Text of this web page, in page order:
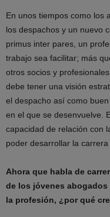
En unos tiempos como los
los despachos y un nuevo
primus inter pares, un
trabajo sea facilitar; más
otros socios y
debe tener una visión
el despacho así como
en el que se desenvuelve.
capacidad de relación con
poder desarrollar la
Ahora que habla de
de los jóvenes
la profesión, ¿por qué